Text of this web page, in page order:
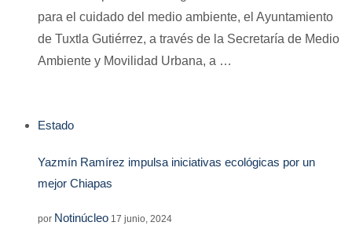
para el cuidado del medio ambiente, el Ayuntamiento
de Tuxtla Gutiérrez, a través de la Secretaría de Medio
Ambiente y Movilidad Urbana, a …
Estado
Yazmín Ramírez impulsa iniciativas ecológicas por un
mejor Chiapas
por Notinúcleo 17 junio, 2024